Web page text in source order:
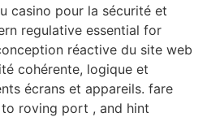
casino pour la sécurité et
regulative essential for
réactive du site web
cohérente, logique et
écrans et appareils. fare
roving port , and hint